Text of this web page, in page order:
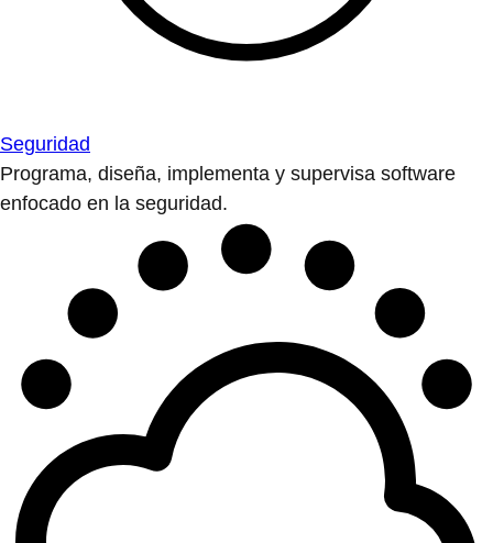
Seguridad
Programa, diseña, implementa y supervisa software
enfocado en la seguridad.